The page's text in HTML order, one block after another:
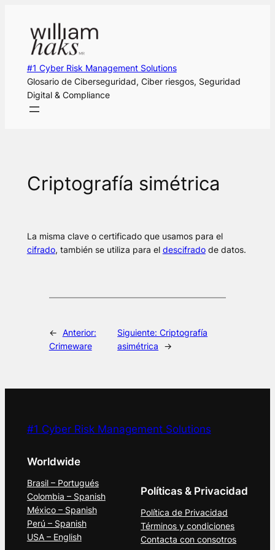
contenido
#1 Cyber Risk Management Solutions
Glosario de Ciberseguridad, Ciber riesgos, Seguridad
Digital & Compliance
Criptografía simétrica
La misma clave o certificado que usamos para el
cifrado, también se utiliza para el descifradode datos.
← Anterior:
Crimeware
Siguiente:Criptografía
asimétrica
→
#1 Cyber Risk Management Solutions
Worldwide
Brasil – Portugués
Colombia – Spanish
México – Spanish
Perú – Spanish
USA – English
Políticas & Privacidad
Política de Privacidad
Términos y condiciones
Contacta con consotros